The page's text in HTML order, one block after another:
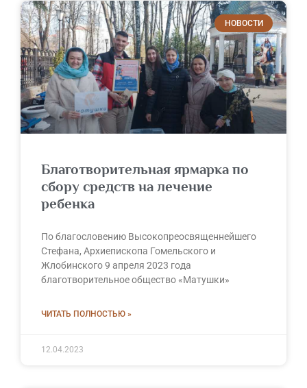
НОВОСТИ
Благотворительная ярмарка по
сбору средств на лечение
ребенка
По благословению Высокопреосвященнейшего
Стефана, Архиепископа Гомельского и
Жлобинского 9 апреля 2023 года
благотворительное общество «Матушки»
ЧИТАТЬ ПОЛНОСТЬЮ »
12.04.2023